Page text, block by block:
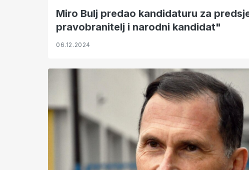
Miro Bulj predao kandidaturu za
pravobranitelj i narodni kandidat"
06.12.2024